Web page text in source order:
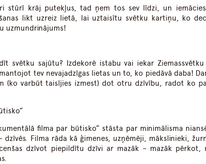
stūrī krāj putekļus, tad ņem tos sev līdzi, un iemācies
likt uzreiz lietā, lai uztaisītu svētku kartiņu, ko
uzmundrinājums!
svētku sajūtu? Izdekorē istabu vai iekar
tev nevajadzīgas lietas un to, ko piedāvā daba!
(ko varbūt taisījies izmest) dot otru dzīvību, radot ko
filma par būtisko” stāsta par minimālisma
Filma rāda kā ģimenes, uzņēmēji, mākslinieki,
dzīvot piepildītu dzīvi ar mazāk – mazāk pērkot,